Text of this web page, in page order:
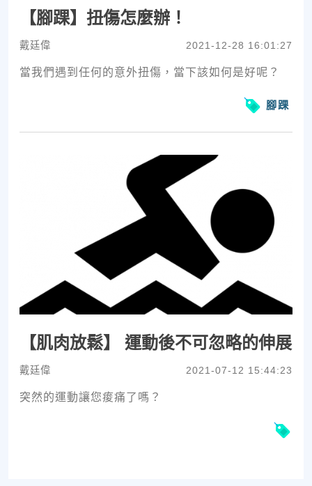
【腳踝】扭傷怎麼辦！
戴廷偉 2021-12-28 16:01:27
當我們遇到任何的意外扭傷，當下該如何是好呢？
腳踝
【肌肉放鬆】 運動後不可忽略的伸展
戴廷偉 2021-07-12 15:44:23
突然的運動讓您痠痛了嗎？